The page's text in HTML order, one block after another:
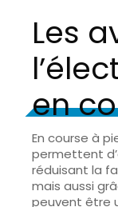
Les
en
En course à
permettent
réduisant la
mais aussi
peuvent être